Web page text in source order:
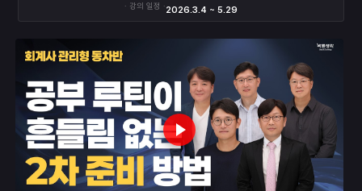
· 강의 일정 ·2026.3.4 ~ 5.29